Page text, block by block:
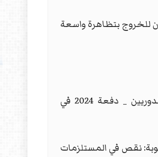
للخروج بتظاهرة واسعة
من جهتها، قالت محلية نينوى للحزب الشيوعي العراقي، انها "تدعم الاحتجاجات المشروعة للأطباء المقيمين الدوريين _ دفعة 2024 في
نقص في المستلزمات